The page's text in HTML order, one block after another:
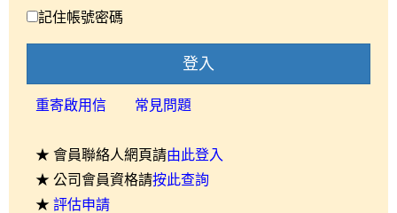
記住帳號密碼
登入
重寄啟用信 常見問題
★ 會員聯絡人網頁請由此登入
★ 公司會員資格請按此查詢
★ 評估申請